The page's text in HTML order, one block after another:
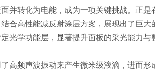
并转化为电能，成为一项关键挑战。正是
合高性能减反射涂层方案，展现出了巨大
光学功能层，显著提升面板的采光能力与
高频声波振动来产生微米级液滴，进而形